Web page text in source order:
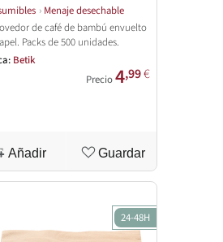
› Menaje desechable
de café de bambú envuelto
Packs de 500 unidades.
Betik
Precio4,99€
Añadir Guardar
24-48H